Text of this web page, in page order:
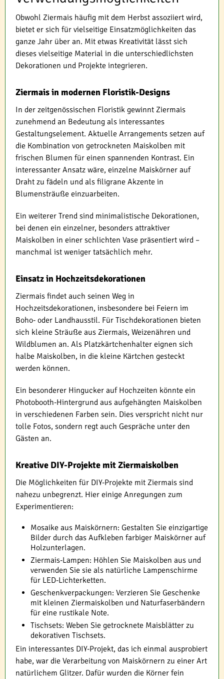
Obwohl Ziermais häufig mit dem Herbst assoziiert wird,
bietet er sich für vielseitige Einsatzmöglichkeiten das
ganze Jahr über an. Mit etwas Kreativität lässt sich
dieses vielseitige Material in die unterschiedlichsten
Dekorationen und Projekte integrieren.
Ziermais in modernen Floristik-Designs
In der zeitgenössischen Floristik gewinnt Ziermais
zunehmend an Bedeutung als interessantes
Gestaltungselement. Aktuelle Arrangements setzen auf
die Kombination von getrockneten Maiskolben mit
frischen Blumen für einen spannenden Kontrast. Ein
interessanter Ansatz wäre, einzelne Maiskörner auf
Draht zu fädeln und als filigrane Akzente in
Blumensträuße einzuarbeiten.
Ein weiterer Trend sind minimalistische Dekorationen,
bei denen ein einzelner, besonders attraktiver
Maiskolben in einer schlichten Vase präsentiert wird –
manchmal ist weniger tatsächlich mehr.
Einsatz in Hochzeitsdekorationen
Ziermais findet auch seinen Weg in
Hochzeitsdekorationen, insbesondere bei Feiern im
Boho- oder Landhausstil. Für Tischdekorationen bieten
sich kleine Sträuße aus Ziermais, Weizenähren und
Wildblumen an. Als Platzkärtchenhalter eignen sich
halbe Maiskolben, in die kleine Kärtchen gesteckt
werden können.
Ein besonderer Hingucker auf Hochzeiten könnte ein
Photobooth-Hintergrund aus aufgehängten Maiskolben
in verschiedenen Farben sein. Dies verspricht nicht nur
tolle Fotos, sondern regt auch Gespräche unter den
Gästen an.
Kreative DIY-Projekte mit Ziermaiskolben
Die Möglichkeiten für DIY-Projekte mit Ziermais sind
nahezu unbegrenzt. Hier einige Anregungen zum
Experimentieren:
Mosaike aus Maiskörnern: Gestalten Sie einzigartige
Bilder durch das Aufkleben farbiger Maiskörner auf
Holzunterlagen.
Ziermais-Lampen: Höhlen Sie Maiskolben aus und
verwenden Sie sie als natürliche Lampenschirme
für LED-Lichterketten.
Geschenkverpackungen: Verzieren Sie Geschenke
mit kleinen Ziermaiskolben und Naturfaserbändern
für eine rustikale Note.
Tischsets: Weben Sie getrocknete Maisblätter zu
dekorativen Tischsets.
Ein interessantes DIY-Projekt, das ich einmal ausprobiert
habe, war die Verarbeitung von Maiskörnern zu einer Art
natürlichem Glitzer. Dafür wurden die Körner fein